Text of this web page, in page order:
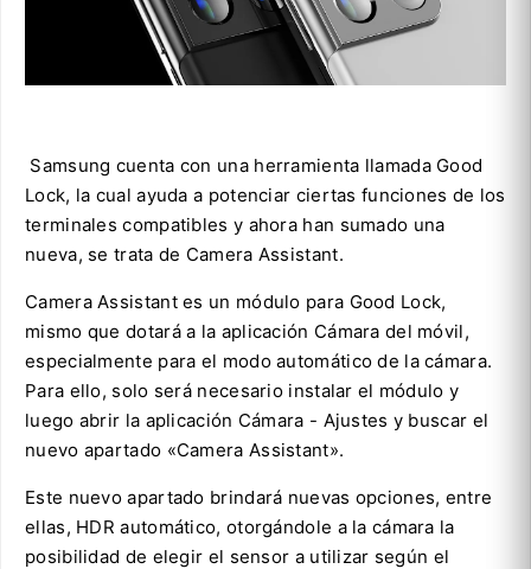
Samsung cuenta con una herramienta llamada Good
Lock, la cual ayuda a potenciar ciertas funciones de los
terminales compatibles y ahora han sumado una
nueva, se trata de Camera Assistant.
Camera Assistant es un módulo para Good Lock,
mismo que dotará a la aplicación Cámara del móvil,
especialmente para el modo automático de la cámara.
Para ello, solo será necesario instalar el módulo y
luego abrir la aplicación Cámara - Ajustes y buscar el
nuevo apartado «Camera Assistant».
Este nuevo apartado brindará nuevas opciones, entre
ellas, HDR automático, otorgándole a la cámara la
posibilidad de elegir el sensor a utilizar según el